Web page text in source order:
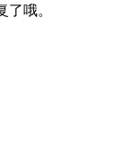
哦。